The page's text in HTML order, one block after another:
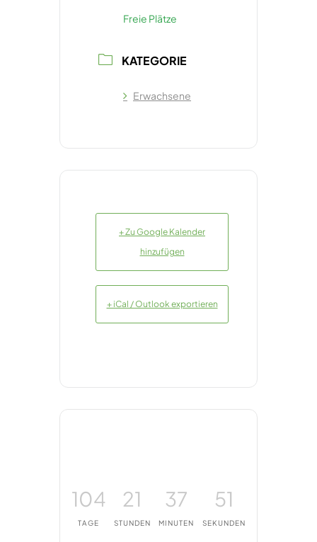
Freie Plätze
KATEGORIE
Erwachsene
+ Zu Google Kalender
hinzufügen
+ iCal / Outlook exportieren
104
TAGE
21
STUNDEN
37
MINUTEN
51
SEKUNDEN